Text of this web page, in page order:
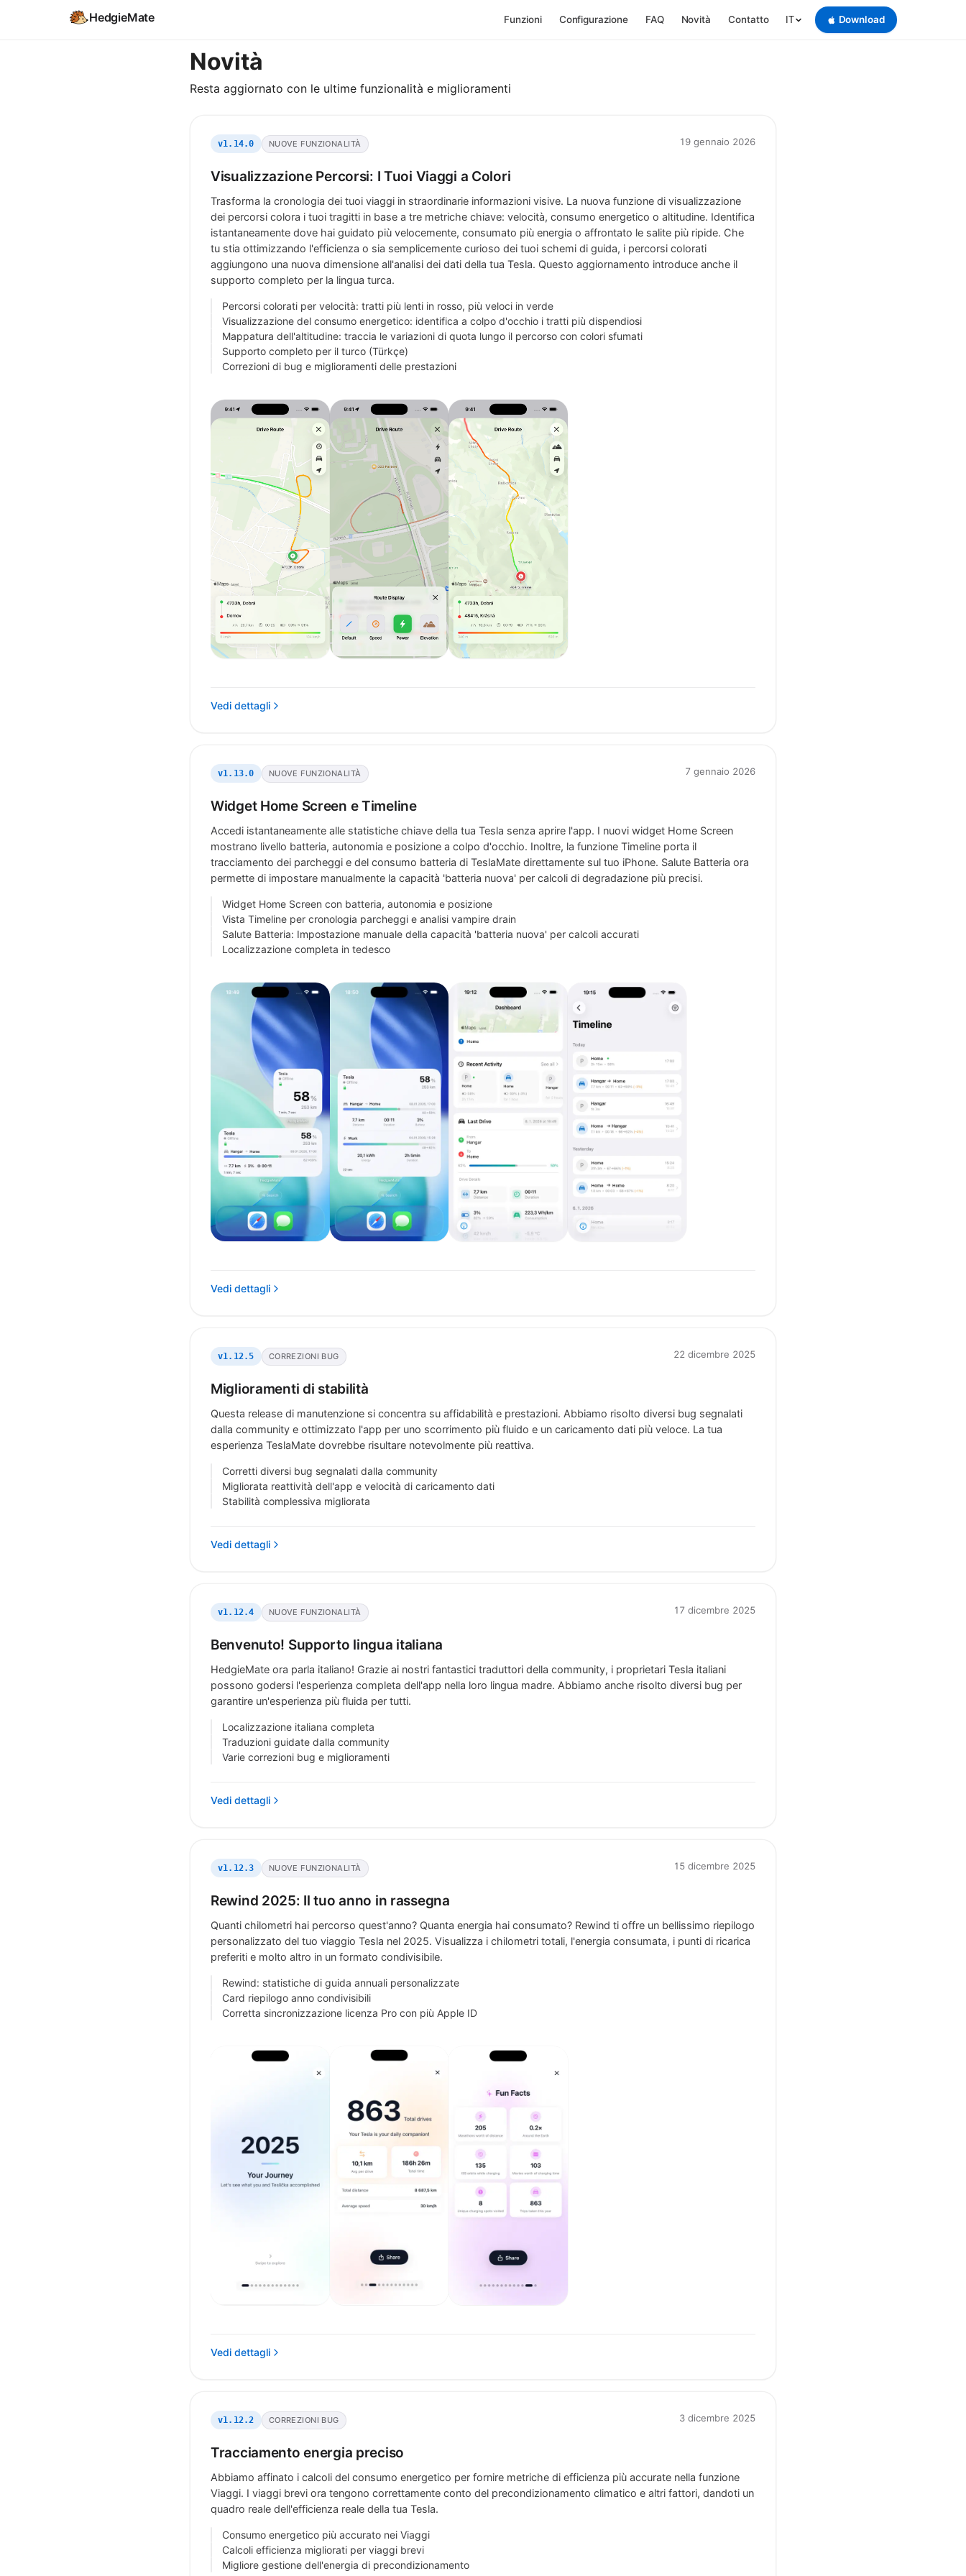
HedgieMate Funzioni Configurazione FAQ Novità Contatto IT Download
Novità
Resta aggiornato con le ultime funzionalità e miglioramenti
v1.14.0 NUOVE FUNZIONALITÀ 19 gennaio 2026
Visualizzazione Percorsi: I Tuoi Viaggi a Colori
Trasforma la cronologia dei tuoi viaggi in straordinarie informazioni visive. La nuova funzione di visualizzazione
dei percorsi colora i tuoi tragitti in base a tre metriche chiave: velocità, consumo energetico o altitudine. Identifica
istantaneamente dove hai guidato più velocemente, consumato più energia o affrontato le salite più ripide. Che
tu stia ottimizzando l'efficienza o sia semplicemente curioso dei tuoi schemi di guida, i percorsi colorati
aggiungono una nuova dimensione all'analisi dei dati della tua Tesla. Questo aggiornamento introduce anche il
supporto completo per la lingua turca.
Percorsi colorati per velocità: tratti più lenti in rosso, più veloci in verde
Visualizzazione del consumo energetico: identifica a colpo d'occhio i tratti più dispendiosi
Mappatura dell'altitudine: traccia le variazioni di quota lungo il percorso con colori sfumati
Supporto completo per il turco (Türkçe)
Correzioni di bug e miglioramenti delle prestazioni
Vedi dettagli
v1.13.0 NUOVE FUNZIONALITÀ 7 gennaio 2026
Widget Home Screen e Timeline
Accedi istantaneamente alle statistiche chiave della tua Tesla senza aprire l'app. I nuovi widget Home Screen
mostrano livello batteria, autonomia e posizione a colpo d'occhio. Inoltre, la funzione Timeline porta il
tracciamento dei parcheggi e del consumo batteria di TeslaMate direttamente sul tuo iPhone. Salute Batteria ora
permette di impostare manualmente la capacità 'batteria nuova' per calcoli di degradazione più precisi.
Widget Home Screen con batteria, autonomia e posizione
Vista Timeline per cronologia parcheggi e analisi vampire drain
Salute Batteria: Impostazione manuale della capacità 'batteria nuova' per calcoli accurati
Localizzazione completa in tedesco
Vedi dettagli
v1.12.5 CORREZIONI BUG 22 dicembre 2025
Miglioramenti di stabilità
Questa release di manutenzione si concentra su affidabilità e prestazioni. Abbiamo risolto diversi bug segnalati
dalla community e ottimizzato l'app per uno scorrimento più fluido e un caricamento dati più veloce. La tua
esperienza TeslaMate dovrebbe risultare notevolmente più reattiva.
Corretti diversi bug segnalati dalla community
Migliorata reattività dell'app e velocità di caricamento dati
Stabilità complessiva migliorata
Vedi dettagli
v1.12.4 NUOVE FUNZIONALITÀ 17 dicembre 2025
Benvenuto! Supporto lingua italiana
HedgieMate ora parla italiano! Grazie ai nostri fantastici traduttori della community, i proprietari Tesla italiani
possono godersi l'esperienza completa dell'app nella loro lingua madre. Abbiamo anche risolto diversi bug per
garantire un'esperienza più fluida per tutti.
Localizzazione italiana completa
Traduzioni guidate dalla community
Varie correzioni bug e miglioramenti
Vedi dettagli
v1.12.3 NUOVE FUNZIONALITÀ 15 dicembre 2025
Rewind 2025: Il tuo anno in rassegna
Quanti chilometri hai percorso quest'anno? Quanta energia hai consumato? Rewind ti offre un bellissimo riepilogo
personalizzato del tuo viaggio Tesla nel 2025. Visualizza i chilometri totali, l'energia consumata, i punti di ricarica
preferiti e molto altro in un formato condivisibile.
Rewind: statistiche di guida annuali personalizzate
Card riepilogo anno condivisibili
Corretta sincronizzazione licenza Pro con più Apple ID
Vedi dettagli
v1.12.2 CORREZIONI BUG 3 dicembre 2025
Tracciamento energia preciso
Abbiamo affinato i calcoli del consumo energetico per fornire metriche di efficienza più accurate nella funzione
Viaggi. I viaggi brevi ora tengono correttamente conto del precondizionamento climatico e altri fattori, dandoti un
quadro reale dell'efficienza reale della tua Tesla.
Consumo energetico più accurato nei Viaggi
Calcoli efficienza migliorati per viaggi brevi
Migliore gestione dell'energia di precondizionamento